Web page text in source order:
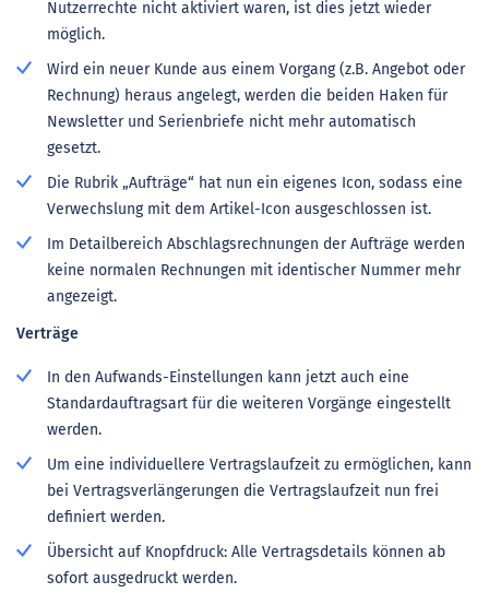
Nutzerrechte nicht aktiviert waren, ist dies jetzt wieder
möglich.
Wird ein neuer Kunde aus einem Vorgang (z.B. Angebot oder
Rechnung) heraus angelegt, werden die beiden Haken für
Newsletter und Serienbriefe nicht mehr automatisch
gesetzt.
Die Rubrik „Aufträge“ hat nun ein eigenes Icon, sodass eine
Verwechslung mit dem Artikel-Icon ausgeschlossen ist.
Im Detailbereich Abschlagsrechnungen der Aufträge werden
keine normalen Rechnungen mit identischer Nummer mehr
angezeigt.
Verträge
In den Aufwands-Einstellungen kann jetzt auch eine
Standardauftragsart für die weiteren Vorgänge eingestellt
werden.
Um eine individuellere Vertragslaufzeit zu ermöglichen, kann
bei Vertragsverlängerungen die Vertragslaufzeit nun frei
definiert werden.
Übersicht auf Knopfdruck: Alle Vertragsdetails können ab
sofort ausgedruckt werden.